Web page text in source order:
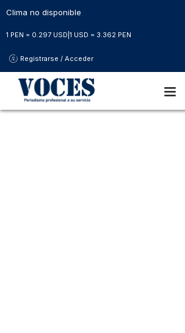
Clima no disponible
1 PEN = 0.297 USD 1 USD = 3.362 PEN
Registrarse / Acceder